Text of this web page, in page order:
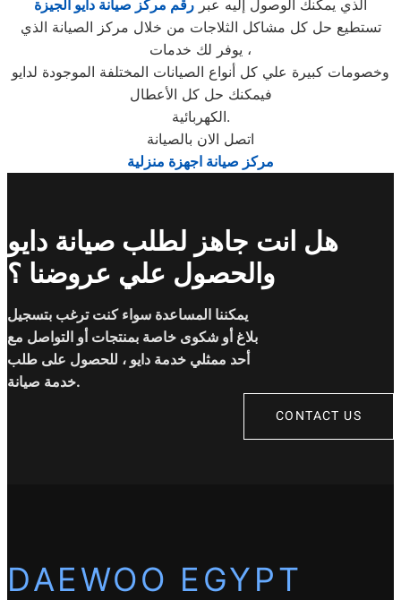
الذي يمكنك الوصول إليه عبر رقم مركز صيانة دايو الجيزة
تستطيع حل كل مشاكل الثلاجات من خلال مركز الصيانة الذي
يوفر لك خدمات ،
وخصومات كبيرة علي كل أنواع الصيانات المختلفة الموجودة لدايو
فيمكنك حل كل الأعطال
الكهربائية.
اتصل الان بالصيانة
مركز صيانة اجهزة منزلية
هل انت جاهز لطلب صيانة دايو
والحصول علي عروضنا ؟
يمكننا المساعدة سواء كنت ترغب بتسجيل
بلاغ أو شكوى خاصة بمنتجات أو التواصل مع
أحد ممثلي خدمة دايو ، للحصول على طلب
خدمة صيانة.
CONTACT US
DAEWOO EGYPT